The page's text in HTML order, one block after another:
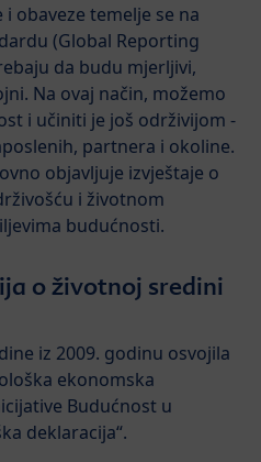
obaveze temelje se na
(Global Reporting
da budu mjerljivi,
Na ovaj način, možemo
i učiniti je još održivijom -
partnera i okoline.
objavljuje izvještaje o
i životnom
budućnosti.
o životnoj sredini
iz 2009. godinu osvojila
ekonomska
Budućnost u
deklaracija“.